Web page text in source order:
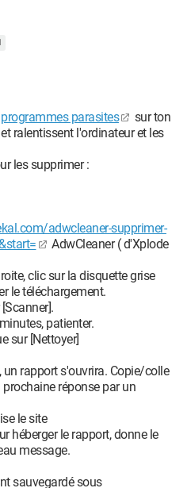
parasites
sur ton
ralentissent l'ordinateur et les
les supprimer :
adwcleaner-supprimer-
AdwCleaner ( d'Xplode
clic sur la disquette grise
le téléchargement.
patienter.
sur [Nettoyer]
rapport s'ouvrira. Copie/colle
réponse par un
le site
héberger le rapport, donne le
message.
sauvegardé sous